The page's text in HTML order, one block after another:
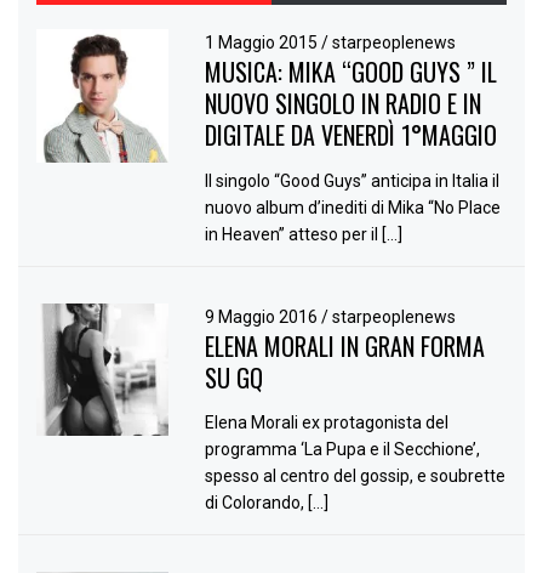
1 Maggio 2015/ starpeoplenews
MUSICA: MIKA “GOOD GUYS ” IL
NUOVO SINGOLO IN RADIO E IN
DIGITALE DA VENERDÌ 1°MAGGIO
Il singolo “Good Guys” anticipa in Italia il
nuovo album d’inediti di Mika “No Place
in Heaven” atteso per il […]
9 Maggio 2016/ starpeoplenews
ELENA MORALI IN GRAN FORMA
SU GQ
Elena Morali ex protagonista del
programma ‘La Pupa e il Secchione’,
spesso al centro del gossip, e soubrette
di Colorando, […]